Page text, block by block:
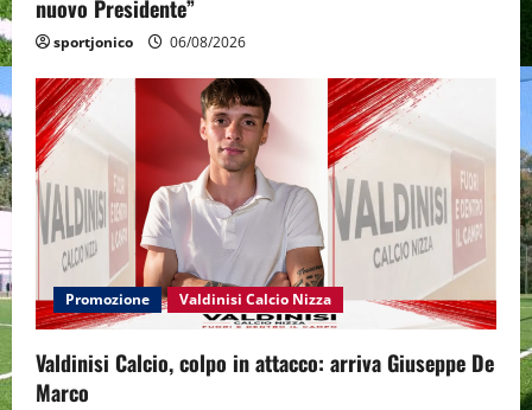
nuovo Presidente”
sportjonico 06/08/2026
Promozione Valdinisi Calcio Nizza
Valdinisi Calcio, colpo in attacco: arriva Giuseppe De
Marco